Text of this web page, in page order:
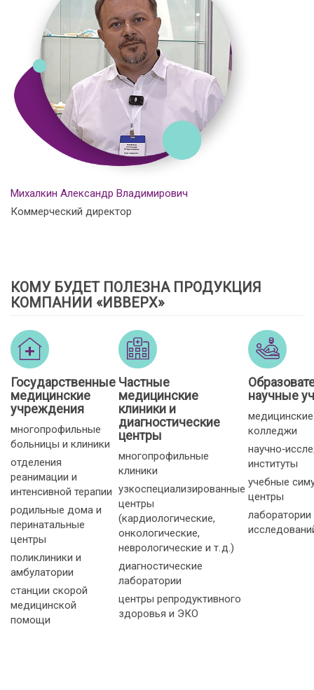
Михалкин Александр Владимирович
Коммерческий директор
КОМУ БУДЕТ ПОЛЕЗНА ПРОДУКЦИЯ
КОМПАНИИ «ИВВЕРХ»
Государственные
медицинские
учреждения
многопрофильные
больницы и клиники
отделения
реанимации и
интенсивной терапии
родильные дома и
перинатальные
центры
поликлиники и
амбулатории
станции скорой
медицинской
помощи
Частные
медицинские
клиники и
диагностические
центры
многопрофильные
клиники
узкоспециализированные
центры
(кардиологические,
онкологические,
неврологические и т. д.)
диагностические
лаборатории
центры репродуктивного
здоровья и ЭКО
научные
колледжи
институты
учебные
центры
лаборатории